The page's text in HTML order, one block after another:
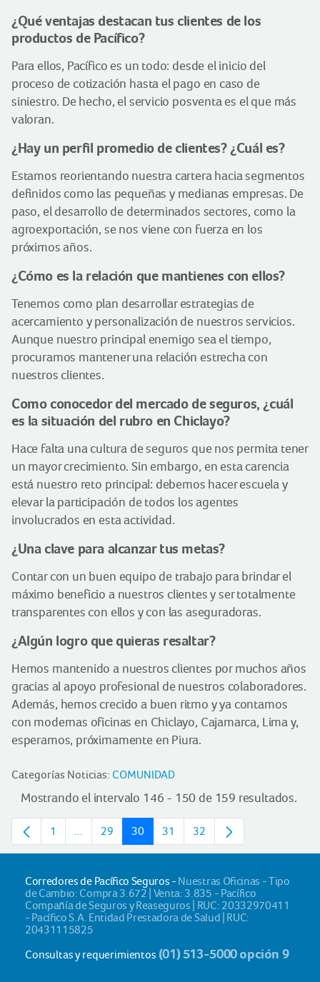
¿Qué ventajas destacan tus clientes de los
productos de Pacífico?
Para ellos, Pacífico es un todo: desde el inicio del
proceso de cotización hasta el pago en caso de
siniestro. De hecho, el servicio posventa es el que más
valoran.
¿Hay un perfil promedio de clientes? ¿Cuál es?
Estamos reorientando nuestra cartera hacia segmentos
definidos como las pequeñas y medianas empresas. De
paso, el desarrollo de determinados sectores, como la
agroexportación, se nos viene con fuerza en los
próximos años.
¿Cómo es la relación que mantienes con ellos?
Tenemos como plan desarrollar estrategias de
acercamiento y personalización de nuestros servicios.
Aunque nuestro principal enemigo sea el tiempo,
procuramos mantener una relación estrecha con
nuestros clientes.
Como conocedor del mercado de seguros, ¿cuál
es la situación del rubro en Chiclayo?
Hace falta una cultura de seguros que nos permita tener
un mayor crecimiento. Sin embargo, en esta carencia
está nuestro reto principal: debemos hacer escuela y
elevar la participación de todos los agentes
involucrados en esta actividad.
¿Una clave para alcanzar tus metas?
Contar con un buen equipo de trabajo para brindar el
máximo beneficio a nuestros clientes y ser totalmente
transparentes con ellos y con las aseguradoras.
¿Algún logro que quieras resaltar?
Hemos mantenido a nuestros clientes por muchos años
gracias al apoyo profesional de nuestros colaboradores.
Además, hemos crecido a buen ritmo y ya contamos
con modernas oficinas en Chiclayo, Cajamarca, Lima y,
esperamos, próximamente en Piura.
Categorías Noticias: COMUNIDAD
Mostrando el intervalo 146 - 150 de 159 resultados.
Página
1 ...Páginas intermedias
Página
29 Página
30 Página
31 Página
32
Corredores de Pacífico Seguros - Nuestras Oficinas - Tipo
de Cambio: Compra 3.672 | Venta: 3.835 - Pacífico
Compañía de Seguros y Reaseguros | RUC: 20332970411
- Pacífico S.A. Entidad Prestadora de Salud | RUC:
20431115825
Consultas y requerimientos (01) 513-5000 opción 9